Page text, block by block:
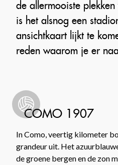
de allermooiste
is het alsnog een
ansichtkaart lijkt te
reden waarom je er
COMO 1907
In Como, veertig kilometer
grandeur uit. Het
de groene bergen en de zon